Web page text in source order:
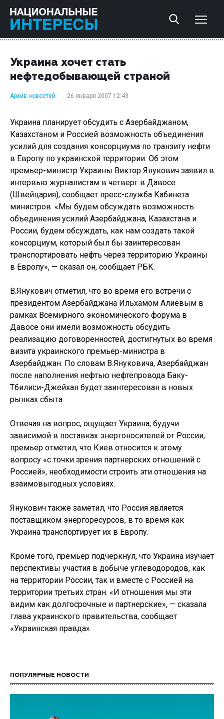
Украина хочет стать
нефтедобывающей страной
Архив новостей 26 января 2007 12:43
Украина планирует обсудить с Азербайджаном,
Казахстаном и Россией возможность объединения
усилий для создания консорциума по транзиту нефти
в Европу по украинской территории. Об этом
премьер-министр Украины Виктор Янукович заявил в
интервью журналистам в четверг в Давосе
(Швейцария), сообщает пресс-служба Кабинета
министров. «Мы будем обсуждать возможность
объединения усилий Азербайджана, Казахстана и
России, будем обсуждать, как нам создать такой
консорциум, который был бы заинтересован
транспортировать нефть через территорию Украины
в Европу», — сказал он, сообщает РБК.
В.Янукович отметил, что во время его встречи с
президентом Азербайджана Ильхамом Алиевым в
рамках Всемирного экономического форума в
Давосе они имели возможность обсудить
реализацию договоренностей, достигнутых во время
визита украинского премьер-министра в
Азербайджан. По словам В.Януковича, Азербайджан
после наполнения нефтью нефтепровода Баку-
Тбилиси-Джейхан будет заинтересован в новых
рынках сбыта.
Отвечая на вопрос, ощущает Украина, будучи
зависимой в поставках энергоносителей от России,
премьер отметил, что Киев относится к этому
вопросу «с точки зрения партнерских отношений с
Россией», необходимости строить эти отношения на
взаимовыгодных условиях.
Янукович также заметил, что Россия является
поставщиком энергоресурсов, в то время как
Украина транспортирует их в Европу.
Кроме того, премьер подчеркнул, что Украина изучает
перспективы участия в добыче углеводородов, как
на территории России, так и вместе с Россией на
территории третьих стран. «И отношения мы эти
видим как долгосрочные и партнерские», — сказала
глава украинского правительства, сообщает
«Украинская правда».
ПОПУЛЯРНЫЕ НОВОСТИ